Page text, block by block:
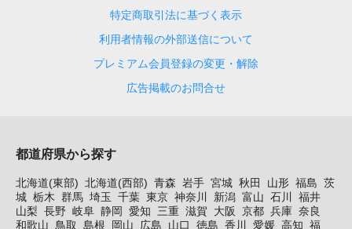
特定商取引法に基づく表示
利用者情報の外部送信について
プレミアム会員登録の変更・解除
広告掲載のお問合せ
都道府県から探す
北海道(東部) 北海道(西部) 青森 岩手 宮城 秋田 山形 福島 茨
城 栃木 群馬 埼玉 千葉 東京 神奈川 新潟 富山 石川
福井
山梨 長野 岐阜 静岡 愛知 三重 滋賀 大阪 京都 兵庫 奈良
和歌山 鳥取 島根 岡山 広島 山口 徳島 香川 愛媛 高知 福